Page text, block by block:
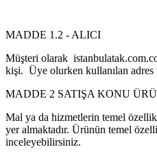
MADDE 1.2 - ALICI
Müşteri olarak
kişi. Üye olurken kullanılan adres
MADDE 2 SATIŞA KONU
Mal ya da hizmetlerin temel
yer almaktadır. Ürünün temel
inceleyebilirsiniz.